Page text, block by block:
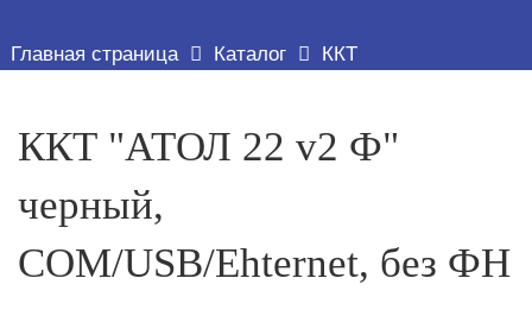
Главная страница Каталог ККТ
ККТ "АТОЛ 22 v2 Ф"
черный,
COM/USB/Ehternet, без ФН